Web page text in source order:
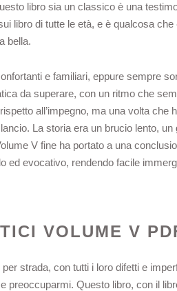
libro sia un classico è una
libro di tutte le età, e è qualcosa
bella.
e familiari, eppure sempre
da superare, con un ritmo che
all’impegno, ma una volta che
La storia era un brucio lento, un
V fine ha portato a una
ed evocativo, rendendo facile
VOLUME V
strada, con tutti i loro difetti e
preoccuparmi. Questo libro, con il